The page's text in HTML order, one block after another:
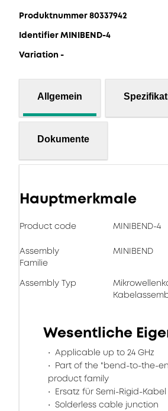
Produktnummer 80337942
Identifier MINIBEND-4
Variation -
Allgemein
Dokumente
Hauptmerkmale
Product code MINIBEND-4
Assembly
Familie
MINIBEND
Assembly Typ
Wesentliche
Applicable up to 24 GHz
Part of the "bend-to-the-
product family
Ersatz für Semi-Rigid-
Solderless cable junction